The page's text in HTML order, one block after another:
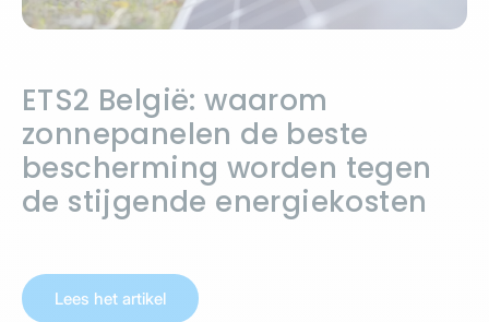
ETS2 België: waarom
zonnepanelen de beste
bescherming worden tegen
de stijgende energiekosten
Lees het artikel